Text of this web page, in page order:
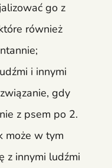
go z
również
i innymi
gdy
z psem po 2.
może w tym
z innymi ludźmi